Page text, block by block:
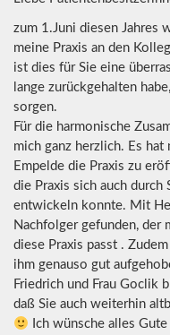
zum 1.Juni diesen Jahres
meine Praxis an den
ist dies für Sie eine
lange zurückgehalten
sorgen.
Für die harmonische
mich ganz herzlich. Es
Empelde die Praxis zu
die Praxis sich auch
entwickeln konnte. Mit
Nachfolger gefunden, der
diese Praxis passt .
ihm genauso gut
Friedrich und Frau Goclik
daß Sie auch weiterhin
Ich wünsche alles